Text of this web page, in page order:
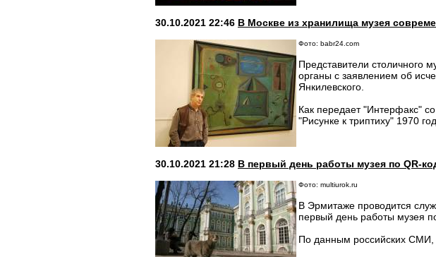
30.10.2021 22:46 В Москве из хранилища музея
Фото: babr24.com
Представители столичного
органы с заявлением об
Янкилевского.
Как передает "Интерфакс"
"Рисунке к триптиху" 1970
30.10.2021 21:28 В первый день работы музея по QR-
Фото: multiurok.ru
В Эрмитаже проводится
первый день работы музея
По данным российских СМИ,